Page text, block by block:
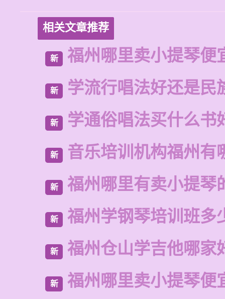
相关文章推荐
新 福州哪里卖小提琴便
新 学流行唱法好还是民
新 学通俗唱法买什么书
新 音乐培训机构福州有
新 福州哪里有卖小提琴
新 福州学钢琴培训班多
新 福州仓山学吉他哪家
新 福州哪里卖小提琴便